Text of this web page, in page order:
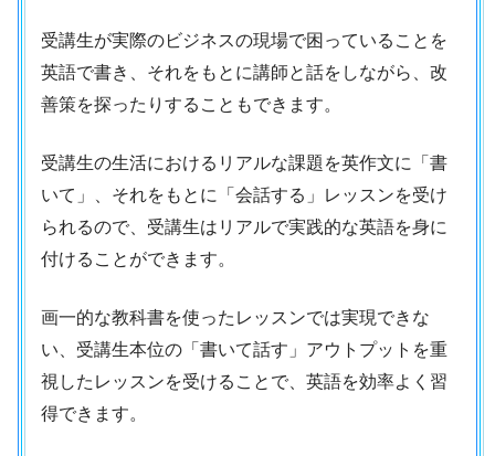
受講生が実際のビジネスの現場で困っていることを
英語で書き、それをもとに講師と話をしながら、改
善策を探ったりすることもできます。
受講生の生活におけるリアルな課題を英作文に「書
いて」、それをもとに「会話する」レッスンを受け
られるので、受講生はリアルで実践的な英語を身に
付けることができます。
画一的な教科書を使ったレッスンでは実現できな
い、受講生本位の「書いて話す」アウトプットを重
視したレッスンを受けることで、英語を効率よく習
得できます。